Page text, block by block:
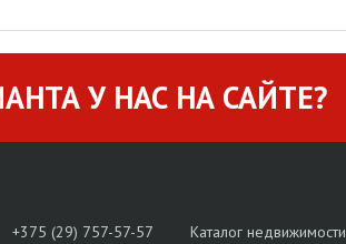
У НАС НА САЙТЕ?
+375 (29) 757-57-57
Каталог недвижимости